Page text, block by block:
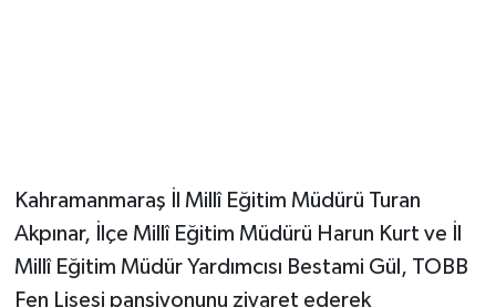
Kahramanmaraş İl Millî Eğitim Müdürü Turan
Akpınar, İlçe Millî Eğitim Müdürü Harun Kurt ve İl
Millî Eğitim Müdür Yardımcısı Bestami Gül, TOBB
Fen Lisesi pansiyonunu ziyaret ederek